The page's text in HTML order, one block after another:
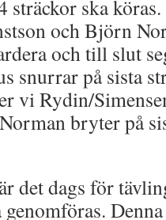
sträckor ska
och Björn
och till slut
snurrar på sista
vi Rydin/
bryter på
det dags för